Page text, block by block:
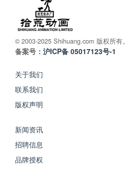
© 2003-2025 Shihuang.com 版权所有。
备案号： 沪ICP备 05017123号-1
关于我们
联系我们
版权声明
新闻资讯
招聘信息
品牌授权